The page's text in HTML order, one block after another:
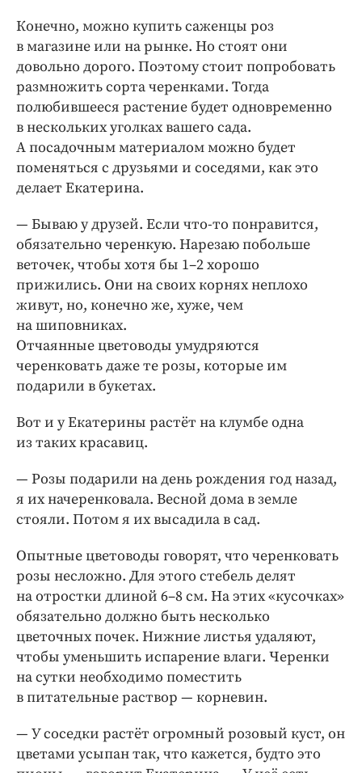
Конечно, можно купить саженцы роз
в магазине или на рынке. Но стоят они
довольно дорого. Поэтому стоит попробовать
размножить сорта черенками. Тогда
полюбившееся растение будет одновременно
в нескольких уголках вашего сада.
А посадочным материалом можно будет
поменяться с друзьями и соседями, как это
делает Екатерина.
— Бываю у друзей. Если что-то понравится,
обязательно черенкую. Нарезаю побольше
веточек, чтобы хотя бы 1–2 хорошо
прижились. Они на своих корнях неплохо
живут, но, конечно же, хуже, чем
на шиповниках.
Отчаянные цветоводы умуд­ряются
черенковать даже те розы, которые им
подарили в букетах.
Вот и у Екатерины растёт на клумбе одна
из таких красавиц.
— Розы подарили на день рождения год назад,
я их начеренковала. Весной дома в земле
стояли. Потом я их высадила в сад.
Опытные цветоводы говорят, что черенковать
розы несложно. Для этого стебель делят
на отростки длиной 6–8 см. На этих «кусочках»
обязательно должно быть несколько
цветочных почек. Нижние листья удаляют,
чтобы уменьшить испарение влаги. Черенки
на сутки необходимо поместить
в питательные раствор — корневин.
— У соседки растёт огромный розовый куст, он
цветами усыпан так, что кажется, будто это